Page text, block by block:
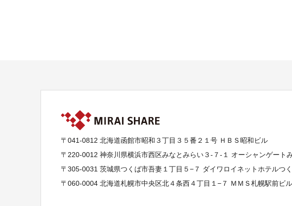
〒041-0812 北海道函館市昭和３丁目３５番２１号 ＨＢＳ昭和ビル
〒220-0012 神奈川県横浜市西区みなとみらい３-７-１ オーシャンゲート
〒305-0031 茨城県つくば市吾妻１丁目５−７ ダイワロイネットホテルつ
〒060-0004 北海道札幌市中央区北４条西４丁目１−７ ＭＭＳ札幌駅前ビ